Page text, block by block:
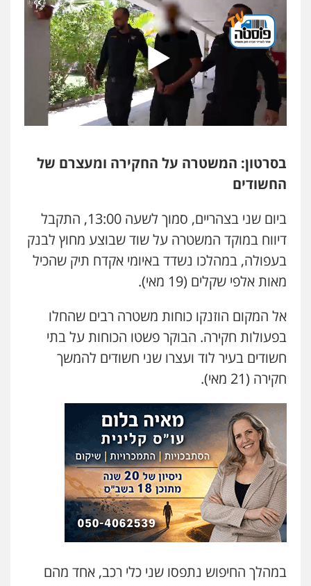
משרד עורכי דין טאי שרקי
פלילי אסירים תעבורה מרב"ד
0547556464
אברהם שהבזי – משרד עורכי דין
מיסים כלכלי פלילי פשיעה כלכלית הלבנת
0504456555
פלילי פשיעה חמורה תעבורה אסירים
0522992110
עו"ד יוסי חמצני
כלכלי צווארון לבן
0505471497
עו"ד שאדי נאטור
פלילי
0509230800
גיל דביר – משרד עורכי דין
פלילי פשיעה כלכלית צווארון לבן
0506217771
עו"ד תמיר סולומון
פלילי כלכלי מיסים הלבנת הון
0528758840
בסרטון: המשטרה על החקירה ומעצרם של
החשודים
ביום שני בצהריים, סמוך לשעה 13:00, התקבל
דיווח במוקד המשטרה על שוד שבוצע מחוץ לבנק
בעפולה, במהלכו נשדד באיומי אקדח תיק שהכיל
מאות אלפי שקלים (19 מאי).
אל המקום הוזנקו כוחות משטרה רבים שהחלו
בפעולות חקירה. הבוקר פשטו הכוחות על בתי
חשודים בעיר לוד ועצרו שני חשודים להמשך
חקירה (21 מאי).
במהלך החיפוש נתפסו שני כלי רכב, אחד מהם